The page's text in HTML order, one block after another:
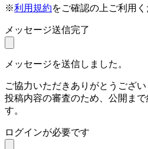
※利用規約をご確認の上ご利用
メッセージ送信完了
メッセージを送信しました。
ご協力いただきありがとうござい
投稿内容の審査のため、公開ま
す。
ログインが必要です